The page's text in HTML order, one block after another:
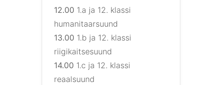
12.00 1.a ja 12. klassi
humanitaarsuund
13.00 1.b ja 12. klassi
riigikaitsesuund
14.00 1.c ja 12. klassi
reaalsuund